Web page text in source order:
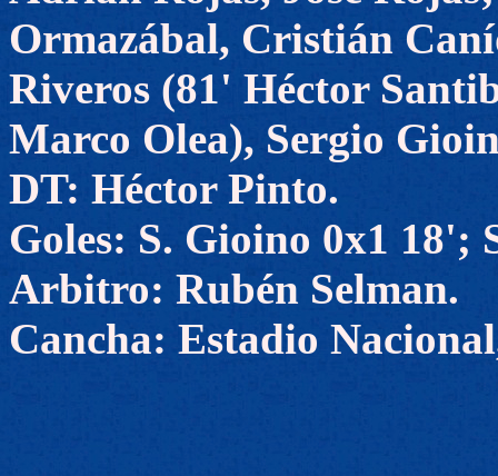
Ormazábal, Cristián
Riveros (81' Héctor
Marco Olea), Sergio
DT: Héctor Pinto.
Goles: S. Gioino 0x1 18';
Arbitro: Rubén Selman.
Cancha: Estadio